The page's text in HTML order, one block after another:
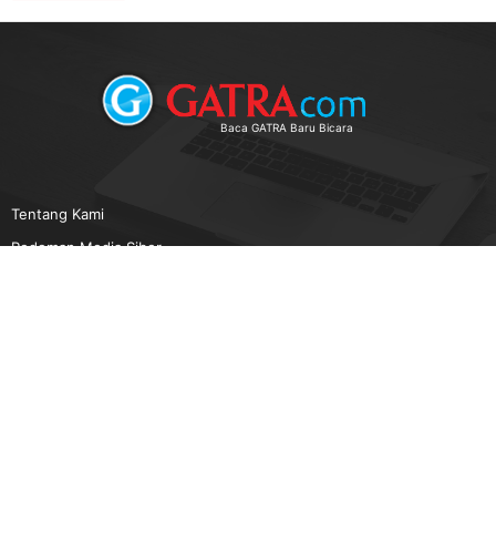
Baca GATRA Baru Bicara
Tentang Kami
Pedoman Media Siber